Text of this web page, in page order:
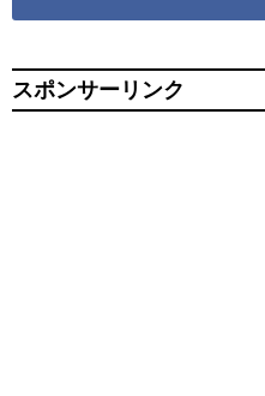
スポンサーリンク